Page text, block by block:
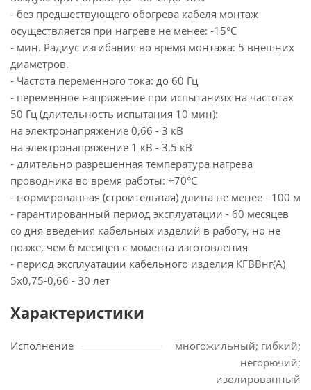
- без предшествующего обогрева кабеля монтаж
осуществляется при нагреве не менее: -15°С
- мин. Радиус изгибания во время монтажа: 5 внешних
диаметров.
- Частота переменного тока: до 60 Гц
- переменное напряжение при испытаниях на частотах
50 Гц (длительность испытания 10 мин):
на электронапряжение 0,66 - 3 кВ
на электронапряжение 1 кВ - 3.5 кВ
- длительно разрешенная температура нагрева
проводника во время работы: +70°С
- нормированная (строительная) длина не менее - 100 м
- гарантированный период эксплуатации - 60 месяцев
со дня введения кабельных изделий в работу, но не
позже, чем 6 месяцев с момента изготовления
- период эксплуатации кабельного изделия КГВВнг(А)
5х0,75-0,66 - 30 лет
Характеристики
Исполнение
многожильный; гибкий;
негорючий;
изолированный